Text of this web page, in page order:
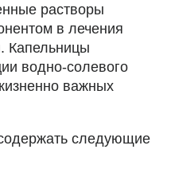
растворы
в лечения
Капельницы
водно-солевого
важных
следующие